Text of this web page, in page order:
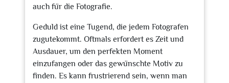
auch für die Fotografie.
Geduld ist eine Tugend, die jedem Fotografen
zugutekommt. Oftmals erfordert es Zeit und
Ausdauer, um den perfekten Moment
einzufangen oder das gewünschte Motiv zu
finden. Es kann frustrierend sein, wenn man